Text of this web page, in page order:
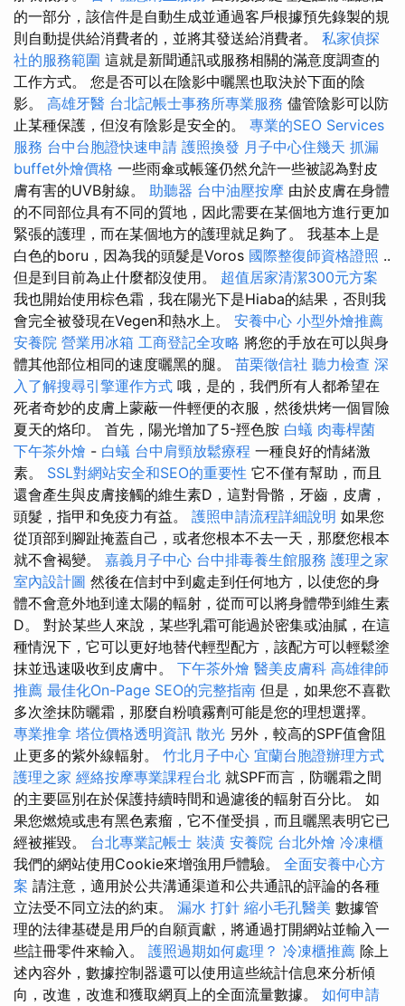
的一部分，該信件是自動生成並通過客戶根據預先錄製的規
則自動提供給消費者的，並將其發送給消費者。 私家偵探
社的服務範圍 這就是新聞通訊或服務相關的滿意度調查的
工作方式。 您是否可以在陰影中曬黑也取決於下面的陰
影。 高雄牙醫 台北記帳士事務所專業服務 儘管陰影可以防
止某種保護，但沒有陰影是安全的。 專業的SEO Services
服務 台中台胞證快速申請 護照換發 月子中心住幾天 抓漏
buffet外燴價格 一些雨傘或帳篷仍然允許一些被認為對皮
膚有害的UVB射線。 助聽器 台中油壓按摩 由於皮膚在身體
的不同部位具有不同的質地，因此需要在某個地方進行更加
緊張的護理，而在某個地方的護理就足夠了。 我基本上是
白色的boru，因為我的頭髮是Voros 國際整復師資格證照 ..
但是到目前為止什麼都沒使用。 超值居家清潔300元方案
我也開始使用棕色霜，我在陽光下是Hiaba的結果，否則我
會完全被發現在Vegen和熱水上。 安養中心 小型外燴推薦
安養院 營業用冰箱 工商登記全攻略 將您的手放在可以與身
體其他部位相同的速度曬黑的腿。 苗栗徵信社 聽力檢查 深
入了解搜尋引擎運作方式 哦，是的，我們所有人都希望在
死者奇妙的皮膚上蒙蔽一件輕便的衣服，然後烘烤一個冒險
夏天的烙印。 首先，陽光增加了5-羥色胺 白蟻 肉毒桿菌
下午茶外燴 - 白蟻 台中肩頸放鬆療程 一種良好的情緒激
素。 SSL對網站安全和SEO的重要性 它不僅有幫助，而且
還會產生與皮膚接觸的維生素D，這對骨骼，牙齒，皮膚，
頭髮，指甲和免疫力有益。 護照申請流程詳細說明 如果您
從頂部到腳趾掩蓋自己，或者您根本不去一天，那麼您根本
就不會褐變。 嘉義月子中心 台中排毒養生館服務 護理之家
室內設計圖 然後在信封中到處走到任何地方，以使您的身
體不會意外地到達太陽的輻射，從而可以將身體帶到維生素
D。 對於某些人來說，某些乳霜可能過於密集或油膩，在這
種情況下，它可以更好地替代輕型配方，該配方可以輕鬆塗
抹並迅速吸收到皮膚中。 下午茶外燴 醫美皮膚科 高雄律師
推薦 最佳化On-Page SEO的完整指南 但是，如果您不喜歡
多次塗抹防曬霜，那麼自粉噴霧劑可能是您的理想選擇。
專業推拿 塔位價格透明資訊 散光 另外，較高的SPF值會阻
止更多的紫外線輻射。 竹北月子中心 宜蘭台胞證辦理方式
護理之家 經絡按摩專業課程台北 就SPF而言，防曬霜之間
的主要區別在於保護持續時間和過濾後的輻射百分比。 如
果您燃燒或患有黑色素瘤，它不僅受損，而且曬黑表明它已
經被摧毀。 台北專業記帳士 裝潢 安養院 台北外燴 冷凍櫃
我們的網站使用Cookie來增強用戶體驗。 全面安養中心方
案 請注意，適用於公共溝通渠道和公共通訊的評論的各種
立法受不同立法的約束。 漏水 打針 縮小毛孔醫美 數據管
理的法律基礎是用戶的自願貢獻，將通過打開網站並輸入一
些註冊零件來輸入。 護照過期如何處理？ 冷凍櫃推薦 除上
述內容外，數據控制器還可以使用這些統計信息來分析傾
向，改進，改進和獲取網頁上的全面流量數據。 如何申請